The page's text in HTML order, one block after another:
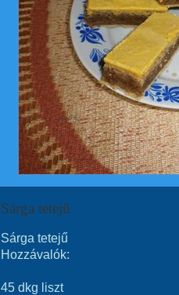
Sárga tetejű
Sárga tetejű
Hozzávalók:
45 dkg liszt